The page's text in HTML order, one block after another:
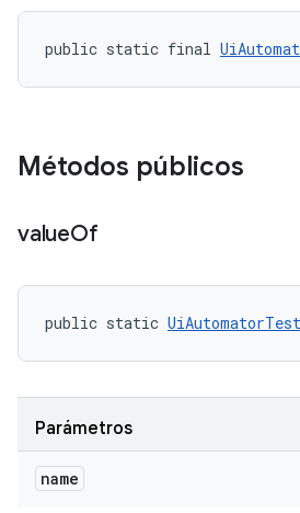
public static final
Métodos públicos
valueOf
public static
Parámetros
name